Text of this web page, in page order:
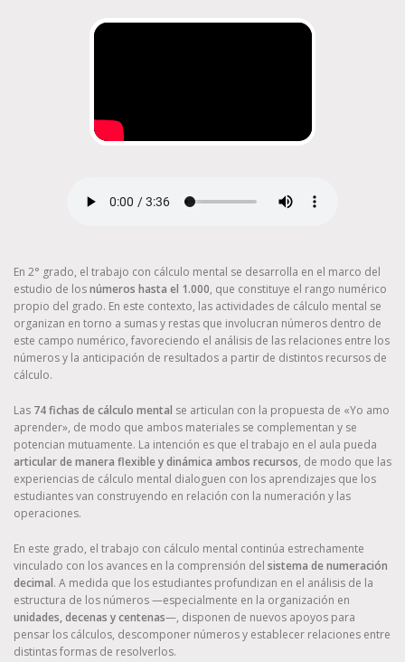
En 2° grado, el trabajo con cálculo mental se desarrolla en el marco del
estudio de losnúmeros hasta el 1.000, que constituye el rango numérico
propio del grado. En este contexto, las actividades de cálculo mental se
organizan en torno a sumas y restas que involucran números dentro de
este campo numérico, favoreciendo el análisis de las relaciones entre los
números y la anticipación de resultados a partir de distintos recursos de
cálculo.
Las 74 fichas de cálculo mental se articulan con la propuesta de «Yo amo
aprender», de modo que ambos materiales se complementan y se
potencian mutuamente. La intención es que el trabajo en el aula pueda
articular de manera flexible y dinámica ambos recursos, de modo que las
experiencias de cálculo mental dialoguen con los aprendizajes que los
estudiantes van construyendo en relación con la numeración y las
operaciones.
En este grado, el trabajo con cálculo mental continúa estrechamente
vinculado con los avances en la comprensión del sistema de numeración
decimal. A medida que los estudiantes profundizan en el análisis de la
estructura de los números —especialmente en la organización en
unidades, decenas y centenas—, disponen de nuevos apoyos para
pensar los cálculos, descomponer números y establecer relaciones entre
distintas formas de resolverlos.